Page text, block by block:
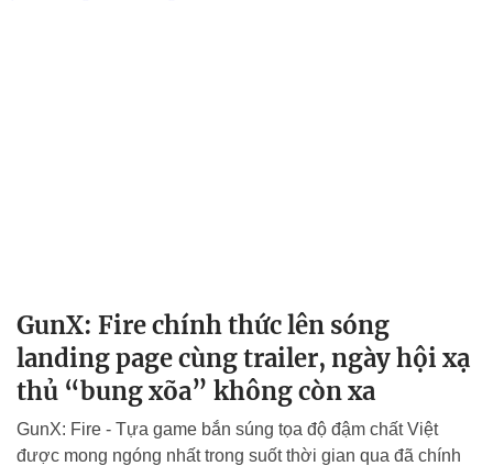
GunX: Fire chính thức lên sóng
landing page cùng trailer, ngày hội xạ
thủ “bung xõa” không còn xa
GunX: Fire - Tựa game bắn súng tọa độ đậm chất Việt
được mong ngóng nhất trong suốt thời gian qua đã chính